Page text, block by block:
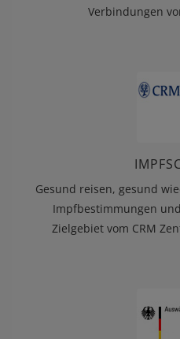
Verbindungen
Gesund reisen, gesund
Impfbestimmungen
Zielgebiet vom CRM